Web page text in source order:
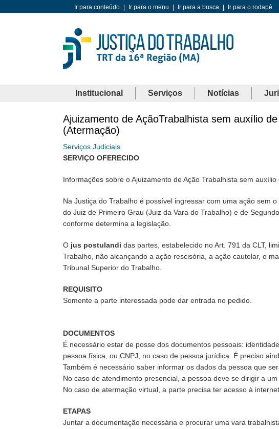
Ir para conteúdo Ir para o menu Ir para a busca Ir para o rodapé
Institucional Serviços Notícias
Ajuizamento de AçãoTrabalhista sem auxílio
(Atermação)
Serviços Judiciais
SERVIÇO OFERECIDO
Informações sobre o Ajuizamento de Ação Trabalhista sem auxílio
Na Justiça do Trabalho é possível ingressar com uma ação sem
do Juiz de Primeiro Grau (Juiz da Vara do Trabalho) e de
conforme determina a legislação.
O jus postulandi das partes, estabelecido no Art. 791 da CLT,
Trabalho, não alcançando a ação rescisória, a ação cautelar, o
Tribunal Superior do Trabalho.
REQUISITO
Somente a parte interessada pode dar entrada no pedido.
DOCUMENTOS
É necessário estar de posse dos documentos pessoais:
pessoa física, ou CNPJ, no caso de pessoa jurídica. É preciso
Também é necessário saber informar os dados da pessoa que
No caso de atendimento presencial, a pessoa deve se dirigir a
No caso de atermação virtual, a parte precisa ter acesso à internet.
ETAPAS
Juntar a documentação necessária e procurar uma vara